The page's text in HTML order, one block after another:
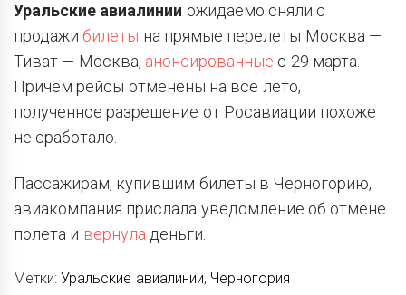
Уральские авиалинии ожидаемо сняли с
продажибилеты на прямые перелеты Москва —
Тиват — Москва, анонсированные с 29 марта.
Причем рейсы отменены на все лето,
полученноеразрешение от Росавиации похоже
не сработало.
Пассажирам, купившим билеты в Черногорию,
авиакомпания прислала уведомление об отмене
полета и вернула деньги.
Метки:Уральские авиалинии, Черногория